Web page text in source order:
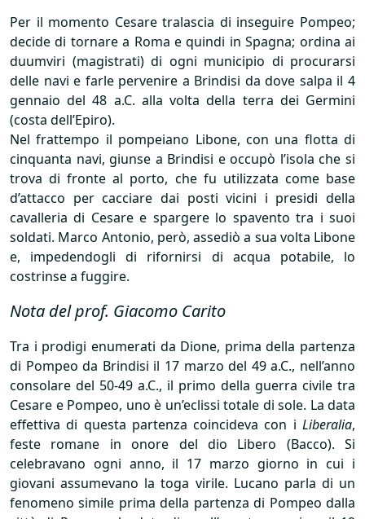
Per il momento Cesare tralascia di inseguire Pompeo;
decide di tornare a Roma e quindi in Spagna; ordina ai
duumviri (magistrati) di ogni municipio di procurarsi
delle navi e farle pervenire a Brindisi da dove salpa il 4
gennaio del 48 a.C. alla volta della terra dei Germini
(costa dell’Epiro).
Nel frattempo il pompeiano Libone, con una flotta di
cinquanta navi, giunse a Brindisi e occupò l’isola che si
trova di fronte al porto, che fu utilizzata come base
d’attacco per cacciare dai posti vicini i presidi della
cavalleria di Cesare e spargere lo spavento tra i suoi
soldati. Marco Antonio, però, assediò a sua volta Libone
e, impedendogli di rifornirsi di acqua potabile, lo
costrinse a fuggire.
Nota del prof. Giacomo Carito
Tra i prodigi enumerati da Dione, prima della partenza
di Pompeo da Brindisi il 17 marzo del 49 a.C., nell’anno
consolare del 50-49 a.C., il primo della guerra civile tra
Cesare e Pompeo, uno è un’eclissi totale di sole. La data
effettiva di questa partenza coincideva con i Liberalia,
feste romane in onore del dio Libero (Bacco). Si
celebravano ogni anno, il 17 marzo giorno in cui i
giovani assumevano la toga virile. Lucano parla di un
fenomeno simile prima della partenza di Pompeo dalla